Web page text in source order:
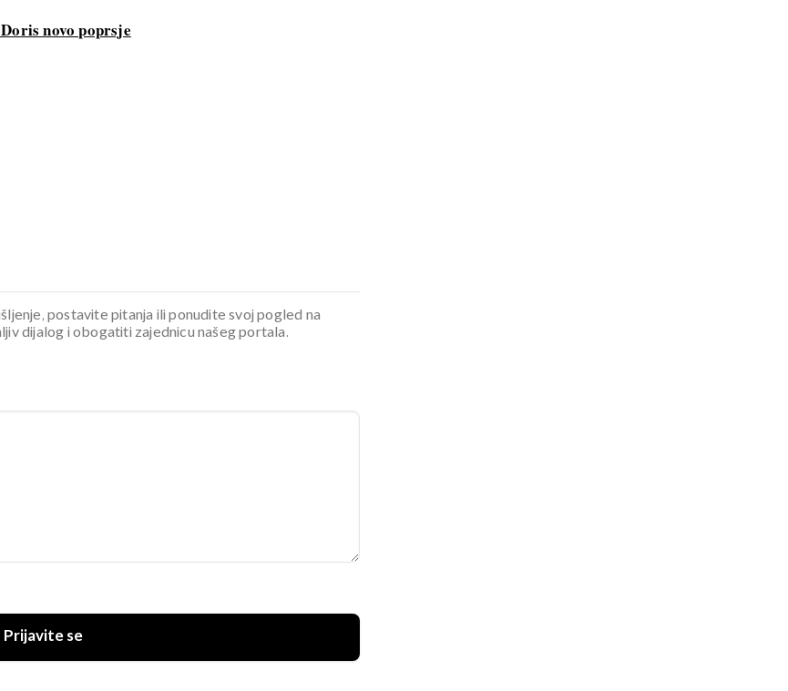
novo poprsje
postavite pitanja ili ponudite svoj pogled na
dijalog i obogatiti zajednicu našeg portala.
Prijavite se